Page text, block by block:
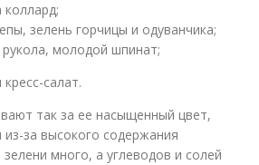
коллард;
зелень горчицы и одуванчика;
молодой шпинат;
салат.
так за ее насыщенный цвет,
за высокого содержания
много, а углеводов и солей